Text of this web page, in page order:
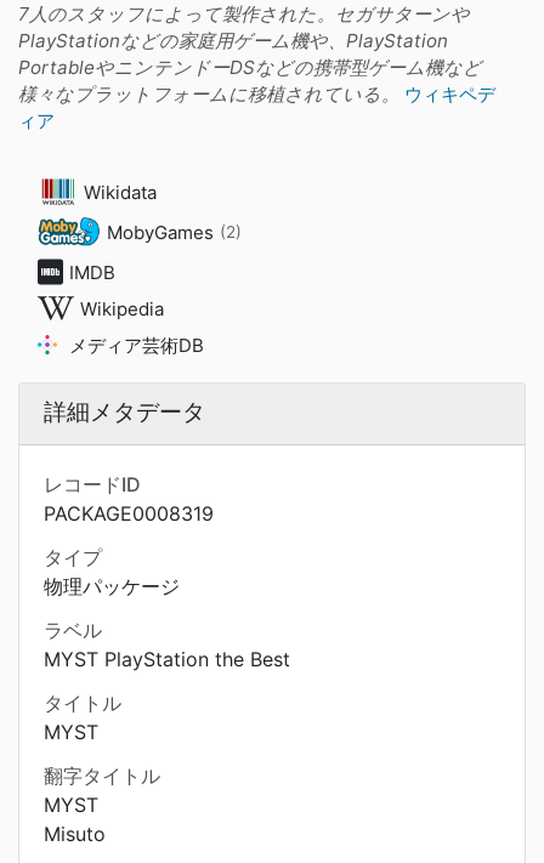
7人のスタッフによって製作された。セガサターンや
PlayStationなどの家庭用ゲーム機や、PlayStation
PortableやニンテンドーDSなどの携帯型ゲーム機など
様々なプラットフォームに移植されている。
ウィキペデ
ィア
Wikidata
MobyGames (2)
IMDB
Wikipedia
メディア芸術DB
詳細メタデータ
レコードID
PACKAGE0008319
タイプ
物理パッケージ
ラベル
MYST PlayStation the Best
タイトル
MYST
翻字タイトル
MYST
Misuto